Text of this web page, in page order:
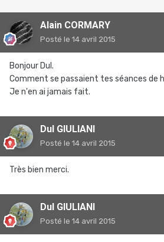
Alain CORMARY
Posté le 14 avril 2015
Bonjour Dul.
Comment se passaient tes séances de
Je n'en ai jamais fait.
Dul GIULIANI
Posté le 14 avril 2015
Très bien merci.
Dul GIULIANI
Posté le 14 avril 2015